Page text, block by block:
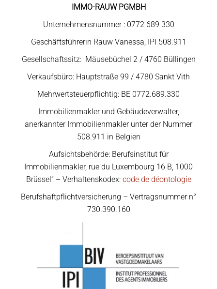
IMMO-RAUW PGMBH
Unternehmensnummer : 0772 689 330
Geschäftsführerin Rauw Vanessa, IPI 508.911
Gesellschaftssitz: Mäusebüchel 2 / 4760 Büllingen
Verkaufsbüro: Hauptstraße 99 / 4780 Sankt Vith
Mehrwertsteuerpflichtig: BE 0772.689.330
Immobilienmakler und Gebäudeverwalter,
anerkannter Immobilienmakler unter der Nummer
508.911 in Belgien
Aufsichtsbehörde: Berufsinstitut für
Immobilienmakler, rue du Luxembourg 16 B, 1000
Brüssel” – Verhaltenskodex: code de déontologie
Berufshaftpflichtversicherung – Vertragsnummer n°
730.390.160